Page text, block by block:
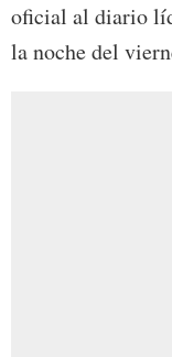
oficial al diario
la noche del